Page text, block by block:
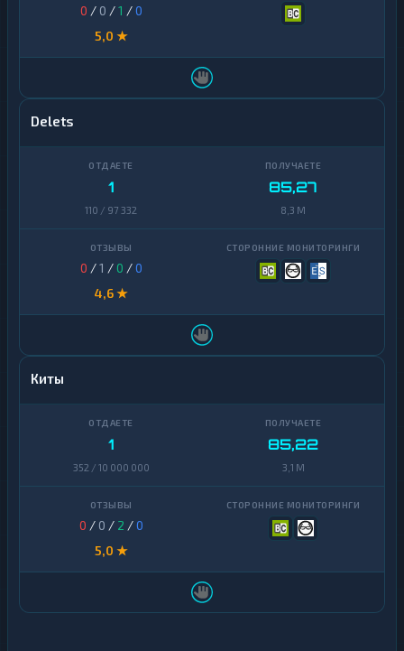
0 / 0 /1 /0
5,0 ★
Delets
1
110 / 97 332
85,27
8,3 M
0 /1 /0 /0
4,6 ★
Киты
1
352 / 10 000 000
85,22
3,1 M
0 / 0 / 2 /0
5,0 ★